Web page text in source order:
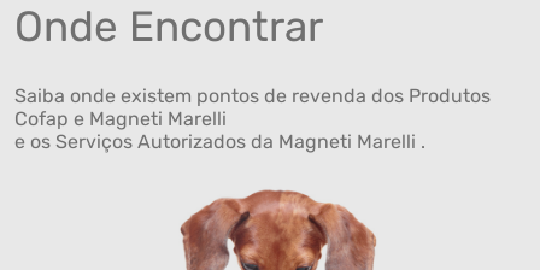
Onde Encontrar
Saiba onde existem pontos de revenda dos Produtos
Cofap e Magneti Marelli
e os Serviços Autorizados da Magneti Marelli .